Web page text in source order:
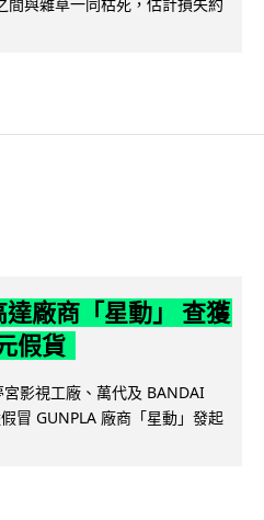
廠商「星動」 查獲
假貨
影視工廠、萬代及 BANDAI
冒 GUNPLA 廠商「星動」發起